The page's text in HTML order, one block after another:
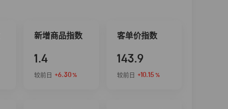
新增商品指数
1.4
较前日 +6.30%
客单价指数
143.9
较前日 +10.15 %